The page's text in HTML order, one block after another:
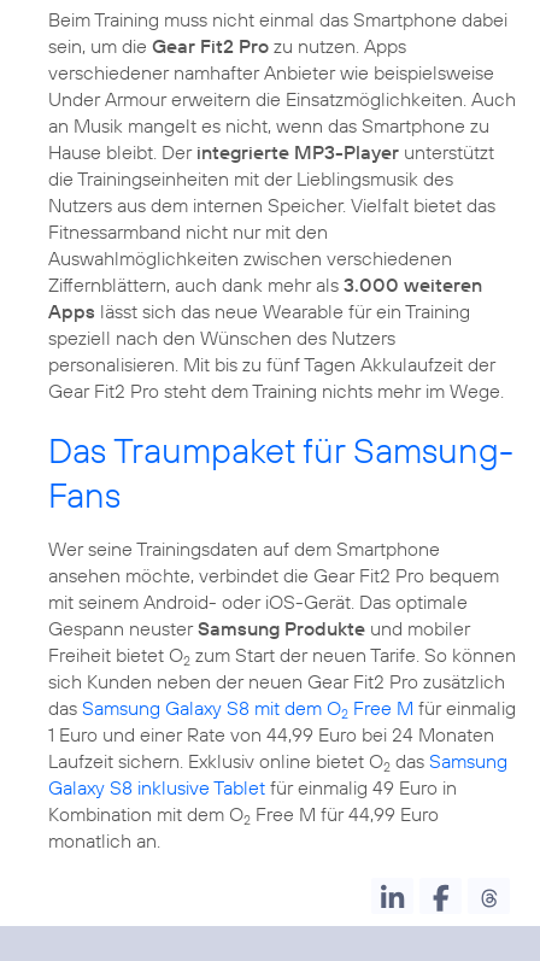
Beim Training muss nicht einmal das Smartphone dabei
sein, um die Gear Fit2 Pro zu nutzen. Apps
verschiedener namhafter Anbieter wie beispielsweise
Under Armour erweitern die Einsatzmöglichkeiten. Auch
an Musik mangelt es nicht, wenn das Smartphone zu
Hause bleibt. Der integrierte MP3-Player unterstützt
die Trainingseinheiten mit der Lieblingsmusik des
Nutzers aus dem internen Speicher. Vielfalt bietet das
Fitnessarmband nicht nur mit den
Auswahlmöglichkeiten zwischen verschiedenen
Ziffernblättern, auch dank mehr als 3.000 weiteren
Apps lässt sich das neue Wearable für ein Training
speziell nach den Wünschen des Nutzers
personalisieren. Mit bis zu fünf Tagen Akkulaufzeit der
Gear Fit2 Pro steht dem Training nichts mehr im Wege.
Das Traumpaket für Samsung-
Fans
Wer seine Trainingsdaten auf dem Smartphone
ansehen möchte, verbindet die Gear Fit2 Pro bequem
mit seinem Android- oder iOS-Gerät. Das optimale
Gespann neusterSamsung Produkte und mobiler
Freiheit bietet O2 zum Start der neuen Tarife. So können
sich Kunden neben der neuen Gear Fit2 Pro zusätzlich
das Samsung Galaxy S8 mit dem O2 Free M für einmalig
1 Euro und einer Rate von 44,99 Euro bei 24 Monaten
Laufzeit sichern. Exklusiv online bietet O2 das Samsung
Galaxy S8 inklusive Tablet für einmalig 49 Euro in
Kombination mit dem O2 Free M für 44,99 Euro
monatlich an.